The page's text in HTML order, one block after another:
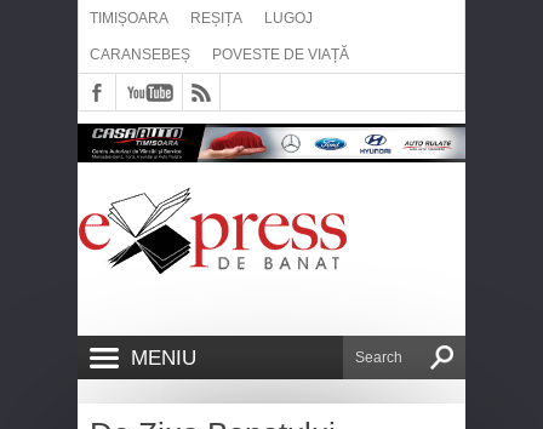
TIMIȘOARA REȘIȚA LUGOJ
CARANSEBEȘ POVESTE DE VIAȚĂ
MENIU